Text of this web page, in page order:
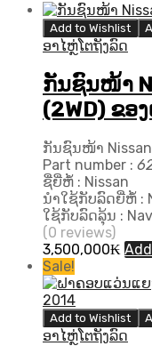
Add to Wishlist
ອາໄຫຼ່ໂຕຖັງລົດ
ກັນຊົນໜ້າ
(2WD) ຂອ
ກັນຊົນໜ້າ Nissan
Part number :
ຊື່ຍີ່ຫໍ້ : Nissan
ນຳໃຊ້ກັບລົດຍີ່ຫໍ້ :
ໃຊ້ກັບລົດລຸ້ນ :
(0 reviews)
3,500,000₭
Sale!
Add to Wishlist
ອາໄຫຼ່ໂຕຖັງລົດ